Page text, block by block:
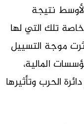
نتيجة
خاصة تلك التي لها
موجة التسييل
المالية،
الحرب وتأثيرها